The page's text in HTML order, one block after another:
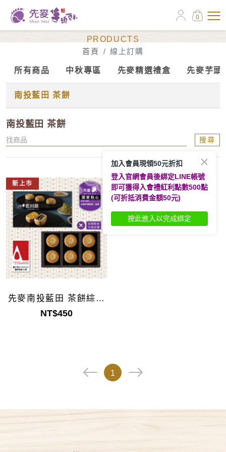
0
PRODUCTS
首頁
線上訂購
所有商品 中秋專區 先麥精選禮盒 先麥芋頭
南投藍田 茶餅
南投藍田 茶餅
搜尋
新上市
先麥南投藍田 茶餅綜合
禮盒6入
NT$450
1
加入會員現領50元折扣
登入官網會員後綁定LINE帳號
即可獲得入會禮紅利點數500點
(可折抵消費金額50元)
按此進入以完成綁定